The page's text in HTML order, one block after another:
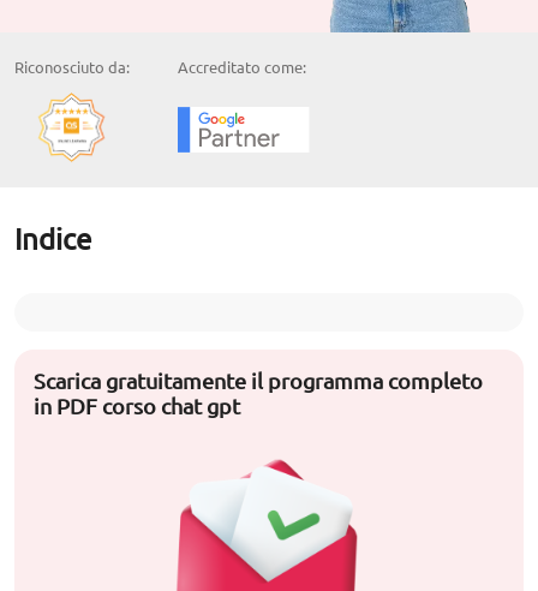
Riconosciuto da: Accreditato come:
Indice
Scarica gratuitamente il programma completo
in PDF corso chat gpt